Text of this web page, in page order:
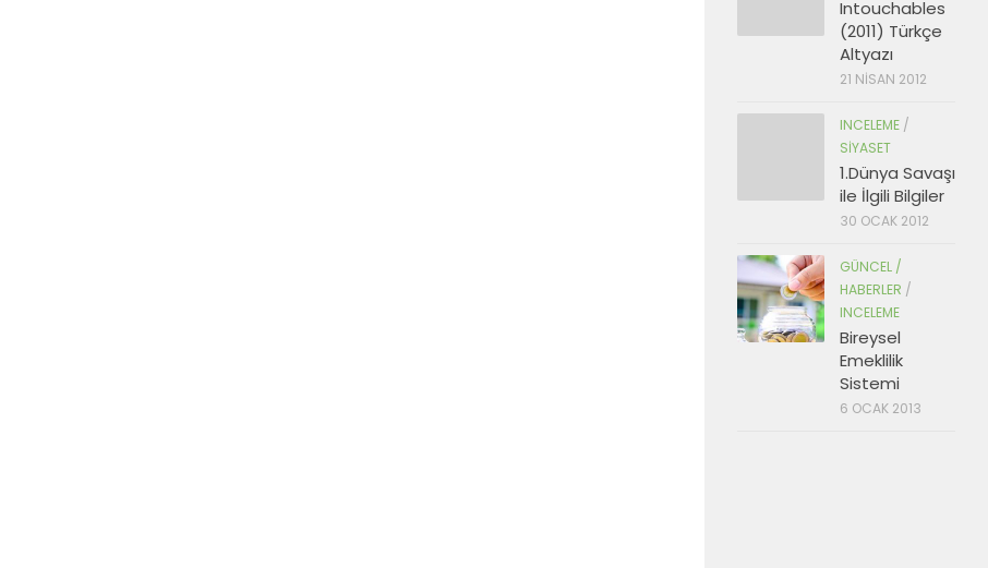
Intouchables
(2011) Türkçe
Altyazı
21 NISAN 2012
INCELEME /
SIYASET
1.Dünya Savaşı
ile İlgili Bilgiler
30 OCAK 2012
GÜNCEL /
HABERLER /
INCELEME
Bireysel
Emeklilik
Sistemi
6 OCAK 2013